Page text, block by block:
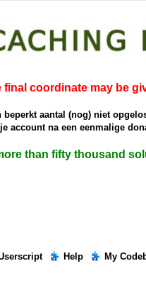
coordinate may be
aantal (nog) niet
na een eenmalige
than fifty thousand
Help My